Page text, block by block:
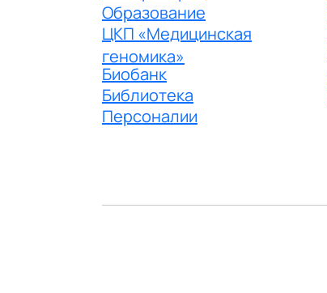
Образование
ЦКП «Медицинская
геномика»
Биобанк
Библиотека
Персоналии